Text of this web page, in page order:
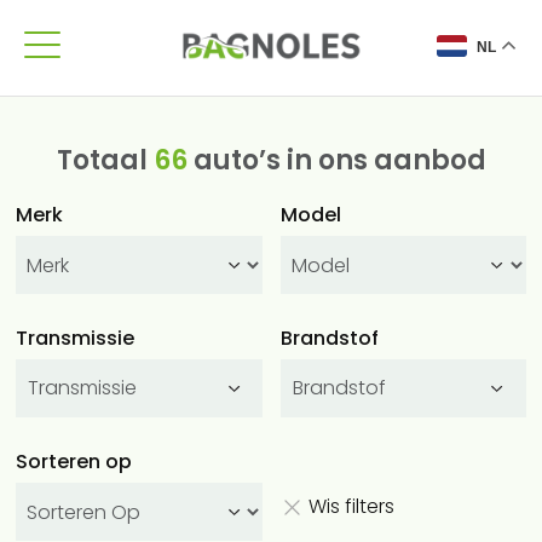
NL
Totaal 66auto’s in ons aanbod
Merk Model
Transmissie
Transmissie
Brandstof
Brandstof
Sorteren op
Wis filters